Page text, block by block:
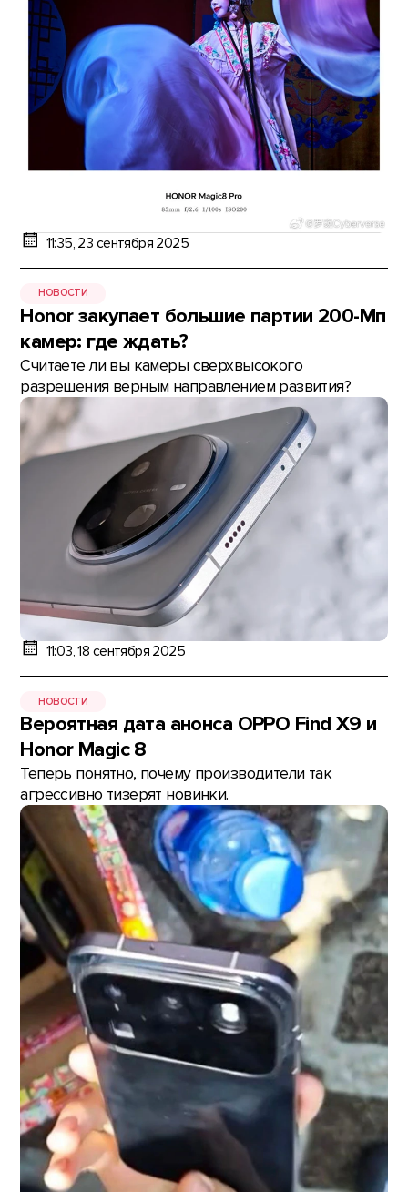
11:35, 23 сентября 2025
НОВОСТИ
Honor закупает большие партии 200-Мп
камер: где ждать?
Считаете ли вы камеры сверхвысокого
разрешения верным направлением развития?
11:03, 18 сентября 2025
НОВОСТИ
Вероятная дата анонса OPPO Find X9 и
Honor Magic 8
Теперь понятно, почему производители так
агрессивно тизерят новинки.